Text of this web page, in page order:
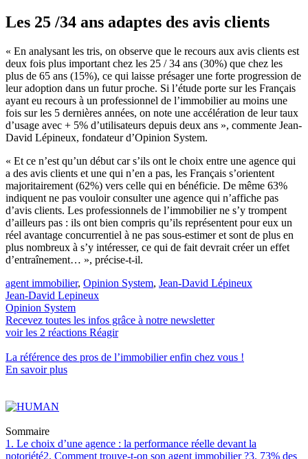
Les 25 /34 ans adaptes des avis clients
« En analysant les tris, on observe que le recours aux avis clients est
deux fois plus important chez les 25 / 34 ans (30%) que chez les
plus de 65 ans (15%), ce qui laisse présager une forte progression de
leur adoption dans un futur proche. Si l’étude porte sur les Français
ayant eu recours à un professionnel de l’immobilier au moins une
fois sur les 5 dernières années, on note une accélération de leur taux
d’usage avec + 5% d’utilisateurs depuis deux ans », commente Jean-
David Lépineux, fondateur d’Opinion System.
« Et ce n’est qu’un début car s’ils ont le choix entre une agence qui
a des avis clients et une qui n’en a pas, les Français s’orientent
majoritairement (62%) vers celle qui en bénéficie. De même 63%
indiquent ne pas vouloir consulter une agence qui n’affiche pas
d’avis clients. Les professionnels de l’immobilier ne s’y trompent
d’ailleurs pas : ils ont bien compris qu’ils représentent pour eux un
réel avantage concurrentiel à ne pas sous-estimer et sont de plus en
plus nombreux à s’y intéresser, ce qui de fait devrait créer un effet
d’entraînement… », précise-t-il.
agent immobilier, Opinion System, Jean-David Lépineux
Jean-David Lepineux
Opinion System
Recevez toutes les infos grâce à notre newsletter
voir les 2 réactions Réagir
La référence des pros de l’immobilierenfin chez vous !
En savoir plus
Sommaire
1. Le choix d’une agence : la performance réelle devant la
notoriété2. Comment trouve-t-on son agent immobilier ?3. 73% des